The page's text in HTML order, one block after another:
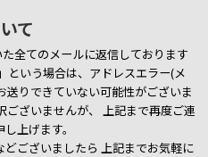
て
全てのメールに返信しております
という場合は、アドレスエラー(メ
送りできていない可能性がございま
ございませんが、 上記まで再度ご連
上げます。
ございましたら 上記までお気軽に